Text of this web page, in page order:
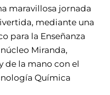
maravillosa jornada
mediante una
para la Enseñanza
núcleo Miranda,
de la mano con el
Química